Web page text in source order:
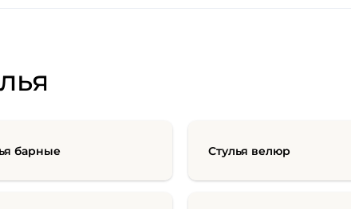
барные Стулья велюр